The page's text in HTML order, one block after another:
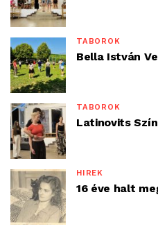
TÁBOROK
Bella István
TÁBOROK
Latinovits
HÍREK
16 éve halt